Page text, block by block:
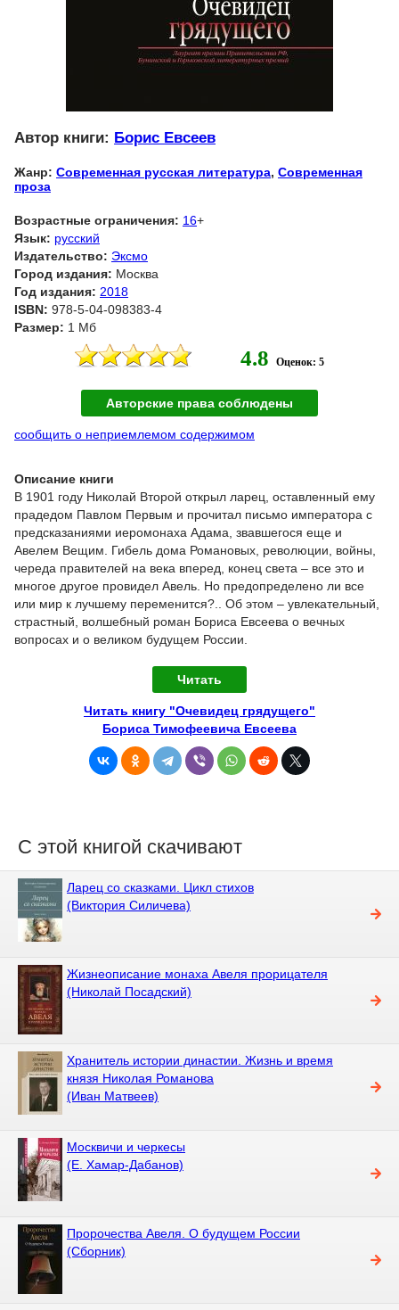
Автор книги: Борис Евсеев
Жанр: Современная русская литература, Современная
проза
Возрастные ограничения: 16+
Язык: русский
Издательство: Эксмо
Город издания: Москва
Год издания: 2018
ISBN: 978-5-04-098383-4
Размер: 1 Мб
4.8 Оценок: 5
Авторские права соблюдены
сообщить о неприемлемом содержимом
Описание книги
В 1901 году Николай Второй открыл ларец, оставленный ему
прадедом Павлом Первым и прочитал письмо императора с
предсказаниями иеромонаха Адама, звавшегося еще и
Авелем Вещим. Гибель дома Романовых, революции, войны,
череда правителей на века вперед, конец света – все это и
многое другое провидел Авель. Но предопределено ли все
или мир к лучшему переменится?.. Об этом – увлекательный,
страстный, волшебный роман Бориса Евсеева о вечных
вопросах и о великом будущем России.
Читать
Читать книгу "Очевидец грядущего"
Бориса Тимофеевича Евсеева
С этой книгой скачивают
Ларец со сказками. Цикл стихов
(Виктория Силичева)
Жизнеописание монаха Авеля прорицателя
(Николай Посадский)
Хранитель истории династии. Жизнь и время
князя Николая Романова
(Иван Матвеев)
Москвичи и черкесы
(Е. Хамар-Дабанов)
Пророчества Авеля. О будущем России
(Сборник)